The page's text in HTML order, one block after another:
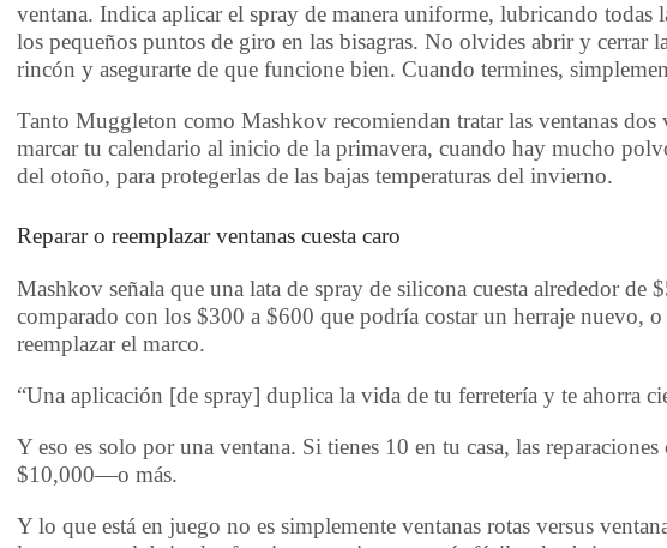
ventana. Indica aplicar el spray de manera uniforme, lubricando todas
los pequeños puntos de giro en las bisagras. No olvides abrir y cerrar
rincón y asegurarte de que funcione bien. Cuando termines,
Tanto Muggleton como Mashkov recomiendan tratar las ventanas dos
marcar tu calendario al inicio de la primavera, cuando hay mucho
del otoño, para protegerlas de las bajas temperaturas del invierno.
Reparar o reemplazar ventanas cuesta caro
Mashkov señala que una lata de spray de silicona cuesta alrededor de
comparado con los $300 a $600 que podría costar un herraje nuevo,
reemplazar el marco.
“Una aplicación [de spray] duplica la vida de tu ferretería y te ahorra
Y eso es solo por una ventana. Si tienes 10 en tu casa, las
$10,000—o más.
Y lo que está en juego no es simplemente ventanas rotas versus